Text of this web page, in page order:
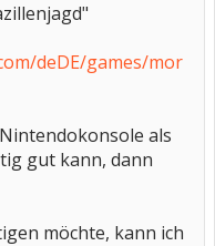
deDE/games/mor
als
gut kann, dann
möchte, kann ich